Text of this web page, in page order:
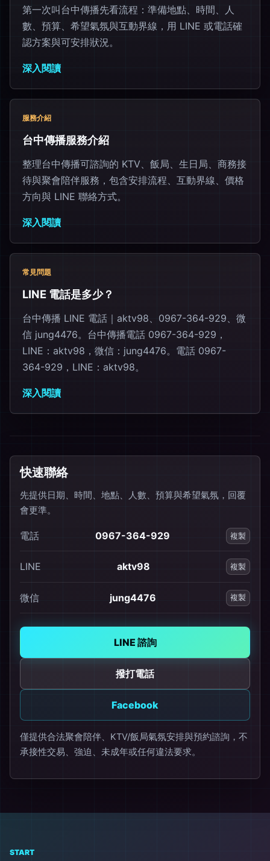
第一次叫台中傳播先看流程：準備地點、時間、人
數、預算、希望氣氛與互動界線，用 LINE 或電話確
認方案與可安排狀況。
深入閱讀
服務介紹
台中傳播服務介紹
整理台中傳播可諮詢的 KTV、飯局、生日局、商務接
待與聚會陪伴服務，包含安排流程、互動界線、價格
方向與 LINE 聯絡方式。
深入閱讀
常見問題
LINE 電話是多少？
台中傳播 LINE 電話｜aktv98、0967-364-929、微
信 jung4476。台中傳播電話 0967-364-929，
LINE：aktv98，微信：jung4476。電話 0967-
364-929，LINE：aktv98。
深入閱讀
快速聯絡
先提供日期、時間、地點、人數、預算與希望氣氛，回覆
會更準。
電話 0967-364-929 複製
LINE aktv98 複製
微信 jung4476 複製
LINE 諮詢
撥打電話
Facebook
僅提供合法聚會陪伴、KTV/飯局氣氛安排與預約諮詢，不
承接性交易、強迫、未成年或任何違法要求。
START